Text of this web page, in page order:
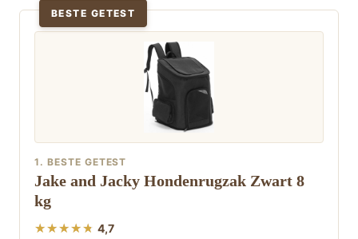
BESTE GETEST
1. BESTE GETEST
Jake and Jacky Hondenrugzak Zwart 8
kg
4,7